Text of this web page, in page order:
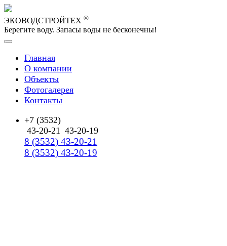
ЭКОВОДСТРОЙТЕХ ®
Берегите воду. Запасы воды не бесконечны!
Главная
О компании
Объекты
Фотогалерея
Контакты
+7 (3532)
43-20-21 43-20-19
8 (3532) 43-20-21
8 (3532) 43-20-19